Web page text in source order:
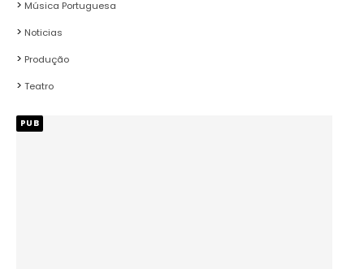
Música Portuguesa
Noticias
Produção
Teatro
PUB